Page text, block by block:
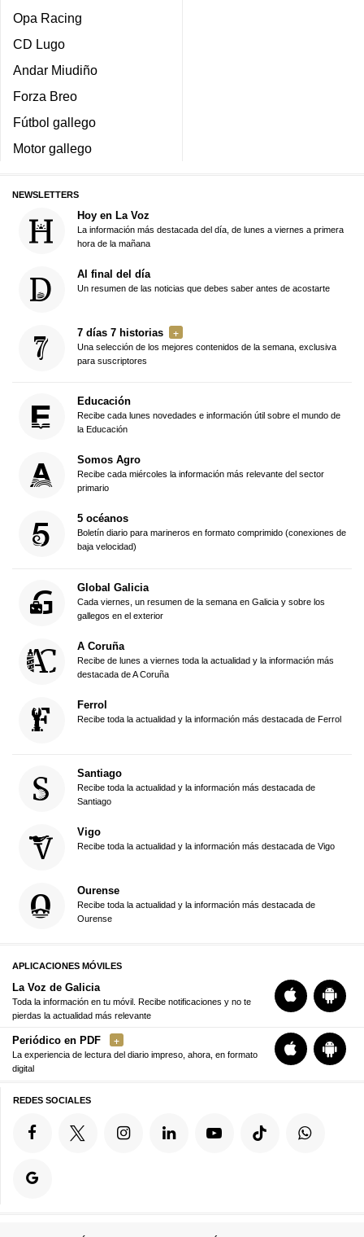
Opa Racing
CD Lugo
Andar Miudiño
Forza Breo
Fútbol gallego
Motor gallego
NEWSLETTERS
Hoy en La Voz
La información más destacada del día, de lunes a viernes a primera
hora de la mañana
Al final del día
Un resumen de las noticias que debes saber antes de acostarte
7 días 7 historias
Una selección de los mejores contenidos de la semana, exclusiva
para suscriptores
Educación
Recibe cada lunes novedades e información útil sobre el mundo de
la Educación
Somos Agro
Recibe cada miércoles la información más relevante del sector
primario
5 océanos
Boletín diario para marineros en formato comprimido (conexiones de
baja velocidad)
Global Galicia
Cada viernes, un resumen de la semana en Galicia y sobre los
gallegos en el exterior
A Coruña
Recibe de lunes a viernes toda la actualidad y la información más
destacada de A Coruña
Ferrol
Recibe toda la actualidad y la información más destacada de Ferrol
Santiago
Recibe toda la actualidad y la información más destacada de
Santiago
Vigo
Recibe toda la actualidad y la información más destacada de Vigo
Ourense
Recibe toda la actualidad y la información más destacada de
Ourense
APLICACIONES MÓVILES
La Voz de Galicia
Toda la información en tu móvil. Recibe notificaciones y no te
pierdas la actualidad más relevante
Periódico en PDF
La experiencia de lectura del diario impreso, ahora, en formato
digital
REDES SOCIALES